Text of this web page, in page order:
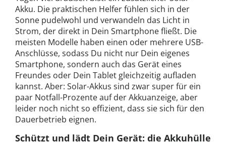
Akku. Die praktischen Helfer fühlen sich in der
Sonne pudelwohl und verwandeln das Licht in
Strom, der direkt in Dein Smartphone fließt. Die
meisten Modelle haben einen oder mehrere USB-
Anschlüsse, sodass Du nicht nur Dein eigenes
Smartphone, sondern auch das Gerät eines
Freundes oder Dein Tablet gleichzeitig aufladen
kannst. Aber: Solar-Akkus sind zwar super für ein
paar Notfall-Prozente auf der Akkuanzeige, aber
leider noch nicht so effizient, dass sie sich für den
Dauerbetrieb eignen.
Schützt und lädt Dein Gerät: die Akkuhülle